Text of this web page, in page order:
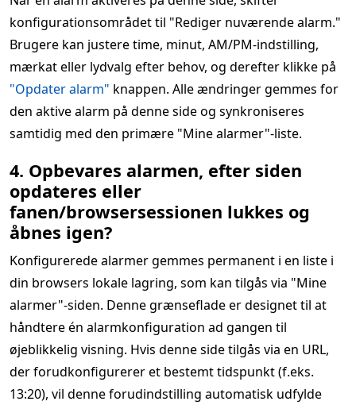
konfigurationsområdet til "Rediger nuværende alarm."
Brugere kan justere time, minut, AM/PM-indstilling,
mærkat eller lydvalg efter behov, og derefter klikke på
"Opdater alarm" knappen. Alle ændringer gemmes for
den aktive alarm på denne side og synkroniseres
samtidig med den primære "Mine alarmer"-liste.
4. Opbevares alarmen, efter siden
opdateres eller
fanen/browsersessionen lukkes og
åbnes igen?
Konfigurerede alarmer gemmes permanent i en liste i
din browsers lokale lagring, som kan tilgås via "Mine
alarmer"-siden. Denne grænseflade er designet til at
håndtere én alarmkonfiguration ad gangen til
øjeblikkelig visning. Hvis denne side tilgås via en URL,
der forudkonfigurerer et bestemt tidspunkt (f.eks.
13:20), vil denne forudindstilling automatisk udfylde